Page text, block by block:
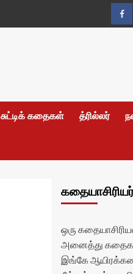
சுட்டிக் கதைகள் த்ரில்லர்
ஒரு
அனைத்து
இங்கே